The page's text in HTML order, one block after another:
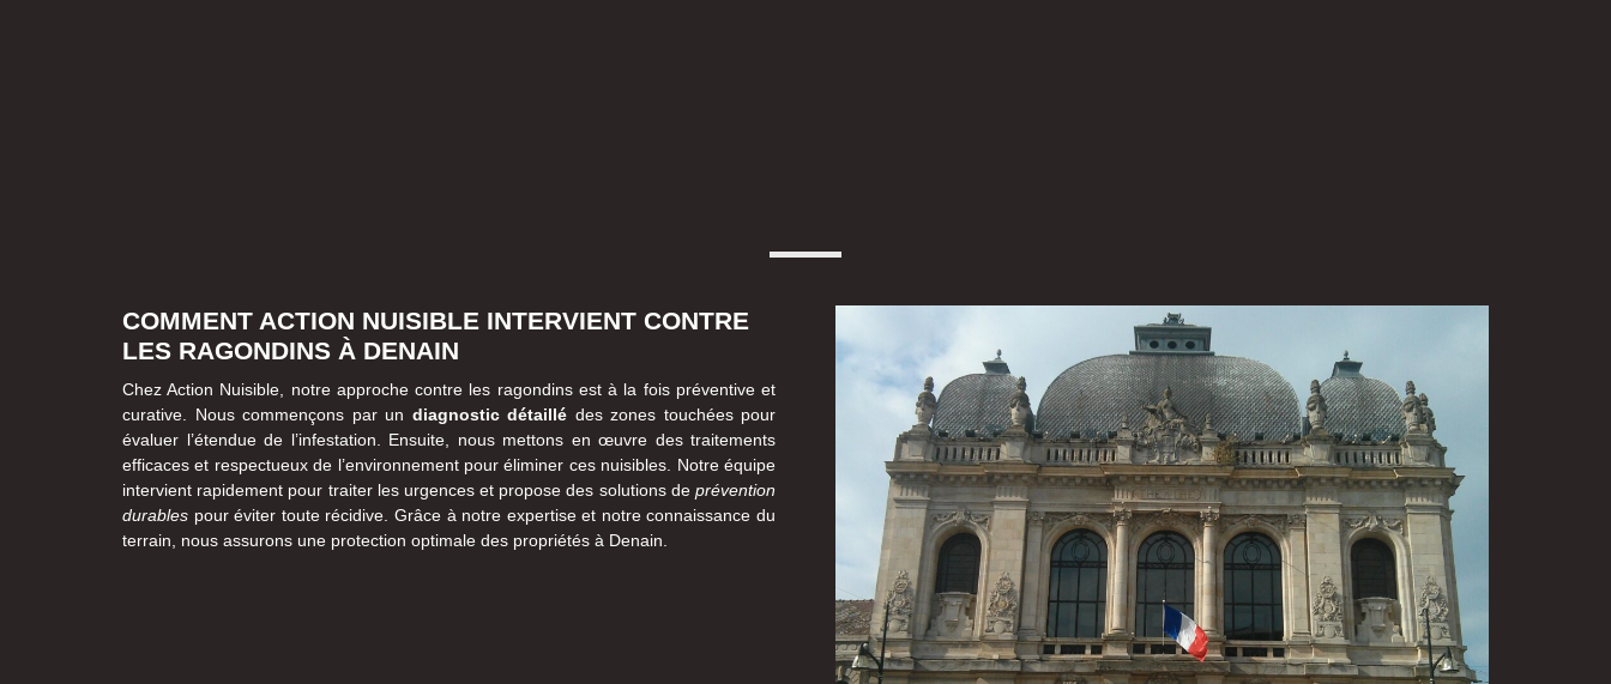
COMMENT ACTION NUISIBLE INTERVIENT CONTRE
LES RAGONDINS À DENAIN
Chez Action Nuisible, notre approche contre les ragondins est à la fois préventive et
curative. Nous commençons par un diagnostic détaillé des zones touchées pour
évaluer l’étendue de l’infestation. Ensuite, nous mettons en œuvre des traitements
efficaces et respectueux de l’environnement pour éliminer ces nuisibles. Notre équipe
intervient rapidement pour traiter les urgences et propose des solutions de prévention
durables pour éviter toute récidive. Grâce à notre expertise et notre connaissance du
terrain, nous assurons une protection optimale des propriétés à Denain.